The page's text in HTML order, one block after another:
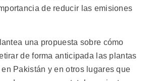
de reducir las emisiones
una propuesta sobre cómo
de forma anticipada las plantas
Pakistán y en otros lugares que